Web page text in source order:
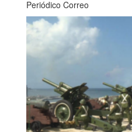
Periódico Correo